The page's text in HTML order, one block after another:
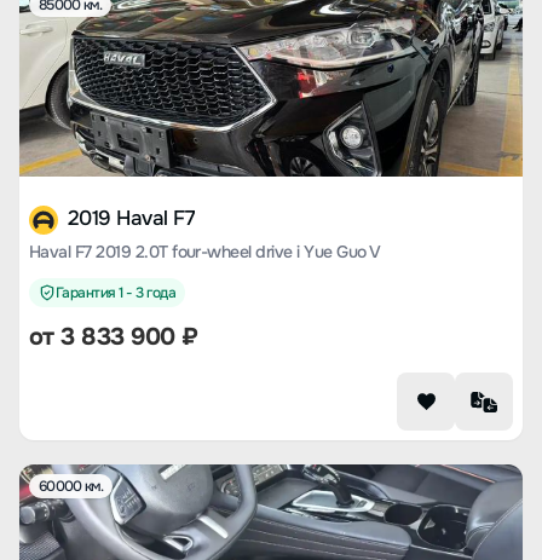
85000 км.
2019 Haval F7
Haval F7 2019 2.0T four-wheel drive i Yue Guo V
Гарантия 1 - 3 года
от3 833 900₽
60000 км.